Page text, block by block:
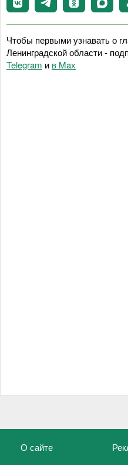
Чтобы первыми узнавать о
Ленинградской области -
Telegram и в Maх
О сайте